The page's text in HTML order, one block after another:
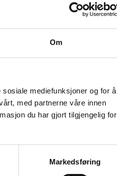
Om
mediefunksjoner og for å
med partnerne våre innen
du har gjort tilgjengelig for
Markedsføring